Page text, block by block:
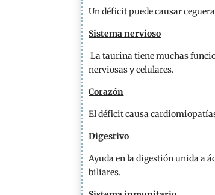
Un déficit puede causar
Sistema nervioso
La taurina tiene muchas
nerviosas y celulares.
Corazón
El déficit causa
Digestivo
Ayuda en la digestión unida a
biliares.